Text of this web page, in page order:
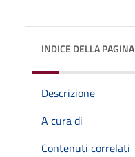
INDICE DELLA PAGINA
Descrizione
A cura di
Contenuti correlati